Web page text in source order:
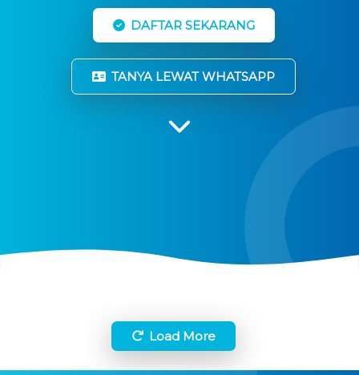
DAFTAR SEKARANG
TANYA LEWAT WHATSAPP
Load More